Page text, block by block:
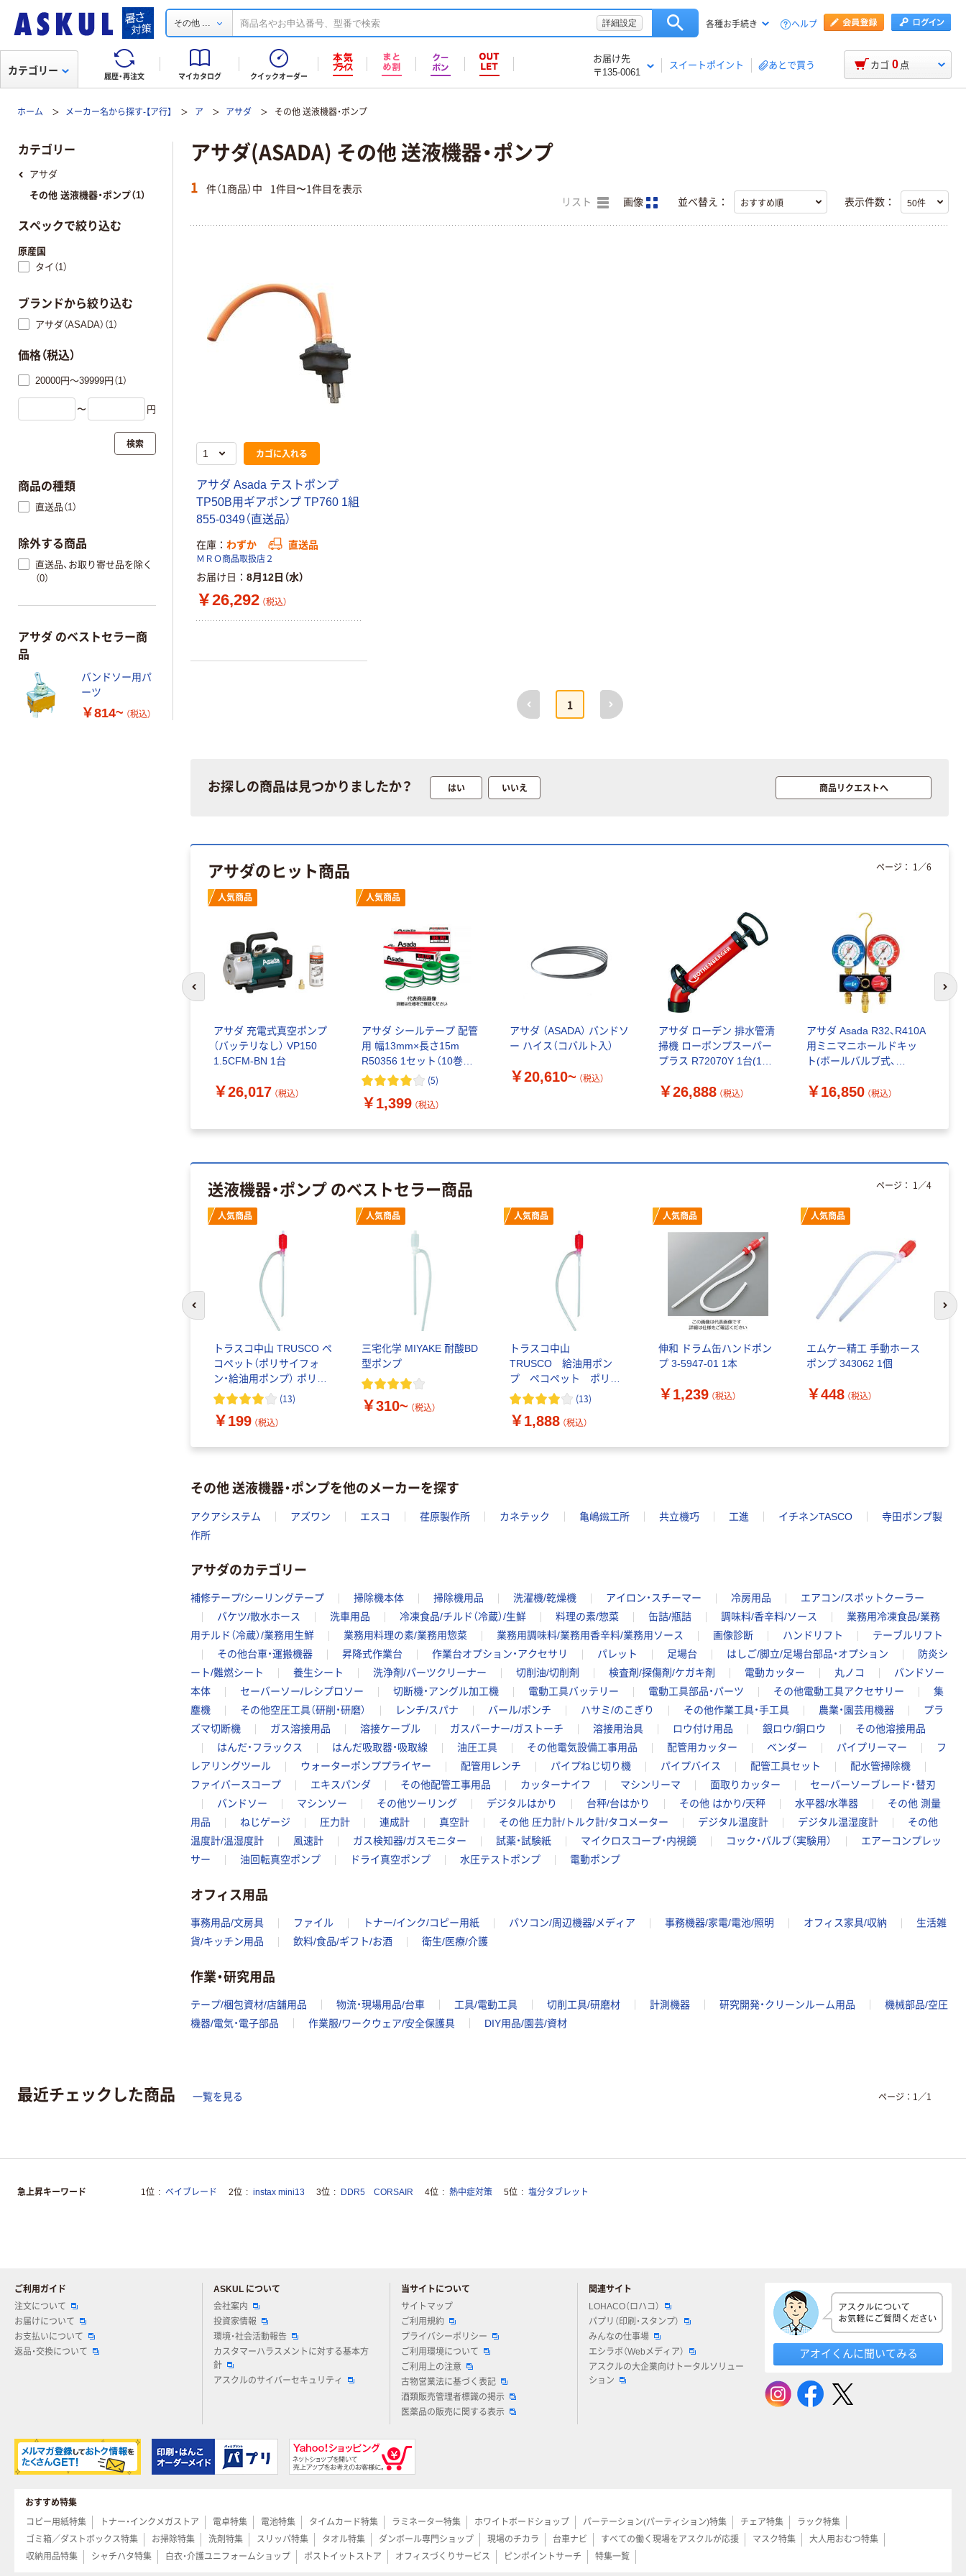
その他 ... 詳細設定 各種お手続き ヘルプ
履歴・再注文 マイカタログ クイックオーダー
お届け先
〒135-0061
スイートポイント あとで買う
カテゴリー カゴ 0 点
ホーム メーカー名から探す-【ア行】 ア アサダ その他 送液機器・ポンプ
アサダ(ASADA) その他 送液機器・ポンプ
1 件（1商品）中 1件目〜1件目を表示
リスト 画像 並べ替え： 表示件数：
カゴに入れる
アサダ Asada テストポンプ
TP50B用ギアポンプ TP760 1組
855-0349（直送品）
在庫 わずか 直送品
ＭＲＯ商品取扱店２
お届け日 8月12日（水）
￥26,292 （税込）
前へ
1
次へ
お探しの商品は見つかりましたか？ はい いいえ 商品リクエストへ
アサダのヒット商品
人気商品
アサダ 充電式真空ポンプ
（バッテリなし） VP150
1.5CFM-BN 1台
￥26,017 （税込）
人気商品
アサダ シールテープ 配管
用 幅13mm×長さ15m
R50356 1セット（10巻：
10巻入×1箱） 292-5168
(5)
￥1,399 （税込）
アサダ （ASADA） バンドソ
ー ハイス（コバルト入）
￥20,610~ （税込）
アサダ ローデン 排水管清
掃機 ローポンプスーパー
プラス R72070Y 1台(1セ
￥26,888 （税込）
アサダ Asada R32、R410A
用ミニマニホールドキッ
ト(ボールバルブ式、
ト) 573-9906（直送品）
￥16,850 （税込）
ページ： 1 ／6
前のスライドへ 次
送液機器・ポンプ のベストセラー商品
人気商品
トラスコ中山 TRUSCO ペ
コペット（ポリサイフォ
ン・給油用ポンプ） ポリ缶
用 GJ-10-1P 1本
(13)
￥199 （税込）
人気商品
三宅化学 MIYAKE 耐酸BD
型ポンプ
￥310~ （税込）
人気商品
トラスコ中山
TRUSCO 給油用ポン
プ ペコペット ポリ缶
用 GJ-10-1P 1本
(13)
￥1,888 （税込）
人気商品
伸和 ドラム缶ハンドポン
プ 3-5947-01 1本
￥1,239 （税込）
人気商品
エムケー精工 手動ホース
ポンプ 343062 1個
￥448 （税込）
ページ： 1 ／4
前のスライドへ 次
その他 送液機器・ポンプを他のメーカーを探す
アクアシステム アズワン エスコ 荏原製作所 カネテック 亀嶋鐵工所 共立機巧 工進 イチネンTASCO
寺田ポンプ製
作所
アサダのカテゴリー
補修テープ/シーリングテープ 掃除機本体 掃除機用品 洗濯機/乾燥機 アイロン・スチーマー 冷房用品
エアコン/スポットクーラー
バケツ/散水ホース
洗車用品 冷凍食品/チルド（冷蔵）/生鮮 料理の素/惣菜 缶詰/瓶詰 調味料/香辛料/ソース
業務用冷凍食品/業務
用チルド（冷蔵）/業務用生鮮
業務用料理の素/業務用惣菜 業務用調味料/業務用香辛料/業務用ソース 画像診断 ハンドリフト
テーブルリフト
その他台車・運搬機器
昇降式作業台 作業台オプション・アクセサリ パレット 足場台 はしご/脚立/足場台部品・オプション
防炎シ
ート/難燃シート
養生シート 洗浄剤/パーツクリーナー 切削油/切削剤 検査剤/探傷剤/ケガキ剤 電動カッター 丸ノコ
バンドソー
本体
セーバーソー/レシプロソー 切断機・アングル加工機 電動工具バッテリー 電動工具部品・パーツ その他電動工具アクセサリー
集
塵機
その他空圧工具（研削・研磨） レンチ/スパナ バール/ポンチ ハサミ/のこぎり その他作業工具・手工具 農業・園芸用機器
プラ
ズマ切断機
ガス溶接用品 溶接ケーブル ガスバーナー/ガストーチ 溶接用治具 ロウ付け用品 銀ロウ/銅ロウ
その他溶接用品
はんだ・フラックス
はんだ吸取器・吸取線 油圧工具 その他電気設備工事用品 配管用カッター ベンダー パイプリーマー
フ
レアリングツール
ウォーターポンププライヤー 配管用レンチ パイプねじ切り機 パイプバイス 配管工具セット
配水管掃除機
ファイバースコープ
エキスパンダ その他配管工事用品 カッターナイフ マシンリーマ 面取りカッター
セーバーソーブレード・替刃
バンドソー
マシンソー その他ツーリング デジタルはかり 台秤/台はかり その他 はかり/天秤 水平器/水準器
その他 測量
用品
ねじゲージ 圧力計 連成計 真空計 その他 圧力計/トルク計/タコメーター デジタル温度計 デジタル温湿度計
その他
温度計/温湿度計
風速計 ガス検知器/ガスモニター 試薬・試験紙 マイクロスコープ・内視鏡 コック・バルブ（実験用）
エアーコンプレッ
サー
油回転真空ポンプ ドライ真空ポンプ 水圧テストポンプ 電動ポンプ
オフィス用品
事務用品/文房具 ファイル トナー/インク/コピー用紙 パソコン/周辺機器/メディア 事務機器/家電/電池/照明 オフィス家具/収納
生活雑
貨/キッチン用品
飲料/食品/ギフト/お酒 衛生/医療/介護
作業・研究用品
テープ/梱包資材/店舗用品 物流・現場用品/台車 工具/電動工具 切削工具/研磨材 計測機器 研究開発・クリーンルーム用品
機械部品/空圧
機器/電気・電子部品
作業服/ワークウェア/安全保護具 DIY用品/園芸/資材
カテゴリー
アサダ
その他 送液機器・ポンプ（1）
スペックで絞り込む
原産国
タイ（1）
ブランドから絞り込む
アサダ（ASADA）（1）
価格（税込）
20000円～39999円（1）
〜 円
検索
商品の種類
直送品（1）
除外する商品
直送品、お取り寄せ品を除く
（0）
アサダ のベストセラー商
品
バンドソー用パ
ーツ
￥814~ （税込）
最近チェックした商品 一覧を見る ページ： 1 ／1
急上昇キーワード 1位 ベイブレード 2位 instax mini13 3位 DDR5 CORSAIR 4位 熱中症対策 5位 塩分タブレット
ご利用ガイド
注文について
お届けについて
お支払いについて
返品・交換について
ASKUL について
会社案内
投資家情報
環境・社会活動報告
カスタマーハラスメントに対する基本方
針
アスクルのサイバーセキュリティ
当サイトについて
サイトマップ
ご利用規約
プライバシーポリシー
ご利用環境について
ご利用上の注意
古物営業法に基づく表記
酒類販売管理者標識の掲示
医薬品の販売に関する表示
関連サイト
LOHACO（ロハコ）
パプリ（印刷・スタンプ）
みんなの仕事場
エシラボ（Webメディア）
アスクルの大企業向けトータルソリュー
ション
アオイくんに聞いてみる
おすすめ特集
コピー用紙特集
トナー・インクメガストア 電卓特集 電池特集 タイムカード特集 ラミネーター特集 ホワイトボードショップ パーテーション(パーティション)特集 チェア特集
ラック特集
ゴミ箱／ダストボックス特集
お掃除特集 洗剤特集 スリッパ特集 タオル特集 ダンボール専門ショップ 現場のチカラ 台車ナビ すべての働く現場をアスクルが応援 マスク特集
大人用おむつ特集
収納用品特集
シャチハタ特集 白衣・介護ユニフォームショップ ポストイットストア オフィスづくりサービス ピンポイントサーチ 特集一覧